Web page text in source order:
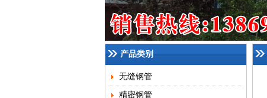
产品类别
无缝钢管
精密钢管